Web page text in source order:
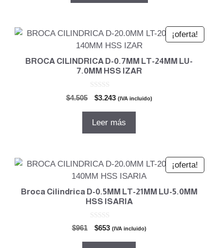
¡oferta!
BROCA CILINDRICA D-0.7MM LT-24MM LU-
7.0MM HSS IZAR
$4.505
El
original
$3.243El
actual
(IVA incluido)
Leer más
¡oferta!
Broca Cilindrica D-0.5MM LT-21MM LU-5.0MM
HSS ISARIA
$961
El
$653El(IVA incluido)